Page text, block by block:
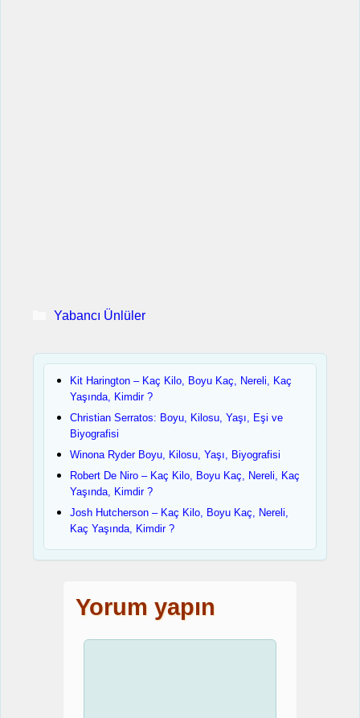
Kategoriler
Yabancı Ünlüler
Kit Harington – Kaç Kilo, Boyu Kaç, Nereli, Kaç
Yaşında, Kimdir ?
Christian Serratos: Boyu, Kilosu, Yaşı, Eşi ve
Biyografisi
Winona Ryder Boyu, Kilosu, Yaşı, Biyografisi
Robert De Niro – Kaç Kilo, Boyu Kaç, Nereli, Kaç
Yaşında, Kimdir ?
Josh Hutcherson – Kaç Kilo, Boyu Kaç, Nereli,
Kaç Yaşında, Kimdir ?
Yorum yapın